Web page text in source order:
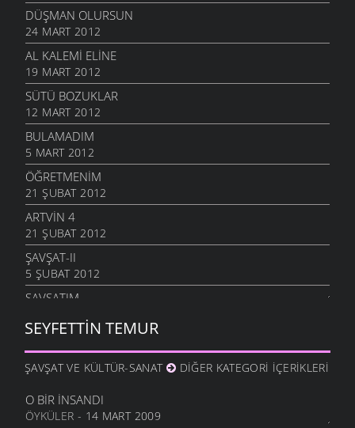
DÜŞMAN OLURSUN
24 MART 2012
AL KALEMI ELINE
19 MART 2012
SÜTÜ BOZUKLAR
12 MART 2012
BULAMADIM
5 MART 2012
ÖĞRETMENIM
21 ŞUBAT 2012
ARTVIN 4
21 ŞUBAT 2012
ŞAVŞAT-II
5 ŞUBAT 2012
ŞAVŞATIM
METINE
17 OCAK 2012
HALA OĞLU
31 ARALIK 2011
NE OLUR OĞUL
SEYFETTIN TEMUR
ŞAVŞAT VE KÜLTÜR-SANAT DIĞER KATEGORI İÇERIKLERI
O BIR İNSANDI
ÖYKÜLER - 14 MART 2009